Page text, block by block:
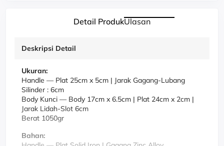
Detail ProdukUlasan
Deskripsi Detail
Ukuran:
Handle — Plat 25cm x 5cm | Jarak Gagang-Lubang
Silinder : 6cm
Body Kunci — Body 17cm x 6.5cm | Plat 24cm x 2cm |
Jarak Lidah-Slot 6cm
Berat 1050gr
Bahan: